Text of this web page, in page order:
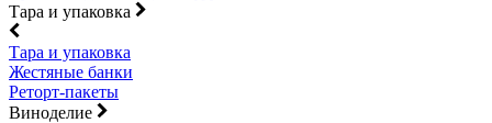
Тара и упаковка
Тара и упаковка
Жестяные банки
Реторт-пакеты
Виноделие